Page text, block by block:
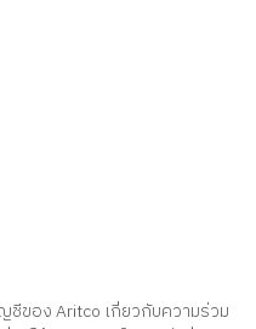
ชีของ Aritco เกี่ยวกับความร่วม